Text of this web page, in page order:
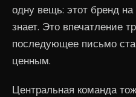
одну вещь: этот бренд
знает. Это впечатление
последующее письмо
ценным.
Центральная команда